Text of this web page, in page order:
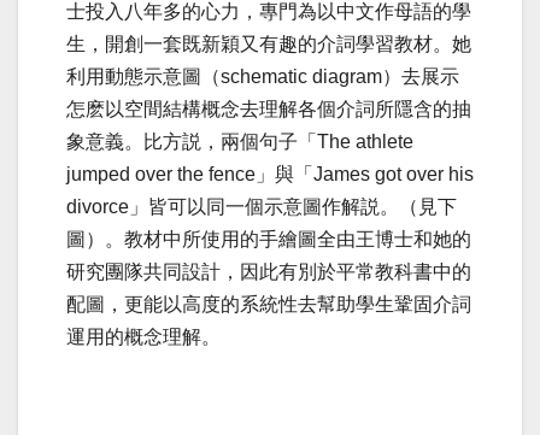
士投入八年多的心力，專門為以中文作母語的學
生，開創一套既新穎又有趣的介詞學習教材。她
利用動態示意圖（schematic diagram）去展示
怎麽以空間結構概念去理解各個介詞所隱含的抽
象意義。比方説，兩個句子「The athlete
jumped over the fence」與「James got over his
divorce」皆可以同一個示意圖作解説。（見下
圖）。教材中所使用的手繪圖全由王博士和她的
研究團隊共同設計，因此有別於平常教科書中的
配圖，更能以高度的系統性去幫助學生鞏固介詞
運用的概念理解。